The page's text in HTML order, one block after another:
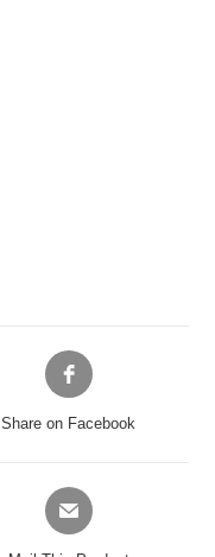
Opens
in
new
Share on Facebook
Opens
in